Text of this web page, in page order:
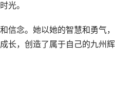
光。
信念。她以她的智慧和勇气
长，创造了属于自己的九州辉